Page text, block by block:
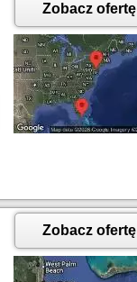
Zobacz ofertę
Zobacz ofertę